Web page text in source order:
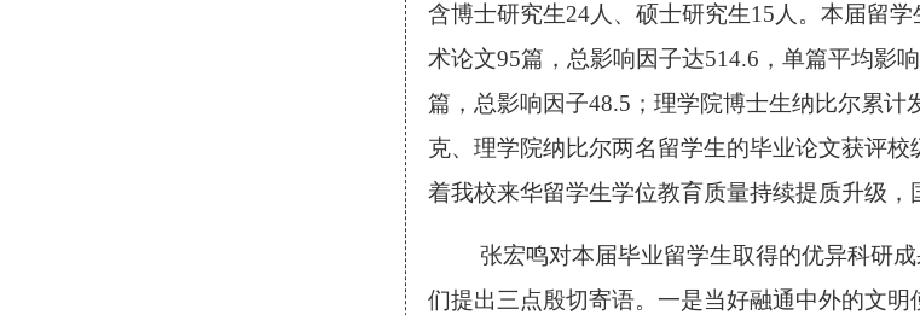
含博士研究生24人、硕士研究生15人。本届留
术论文95篇，总影响因子达514.6，单篇平均影
篇，总影响因子48.5；理学院博士生纳比尔累
克、理学院纳比尔两名留学生的毕业论文获评
着我校来华留学生学位教育质量持续提质升级，
张宏鸣对本届毕业留学生取得的优异科研
们提出三点殷切寄语。一是当好融通中外的文